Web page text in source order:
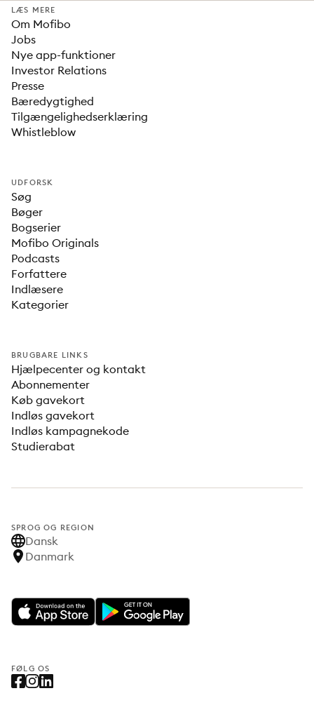
LÆS MERE
Om Mofibo
Jobs
Nye app-funktioner
Investor Relations
Presse
Bæredygtighed
Tilgængelighedserklæring
Whistleblow
UDFORSK
Søg
Bøger
Bogserier
Mofibo Originals
Podcasts
Forfattere
Indlæsere
Kategorier
BRUGBARE LINKS
Hjælpecenter og kontakt
Abonnementer
Køb gavekort
Indløs gavekort
Indløs kampagnekode
Studierabat
SPROG OG REGION
Dansk
Danmark
FØLG OS